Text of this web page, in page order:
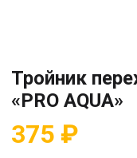
Тройник
«PRO AQUA»
375 ₽